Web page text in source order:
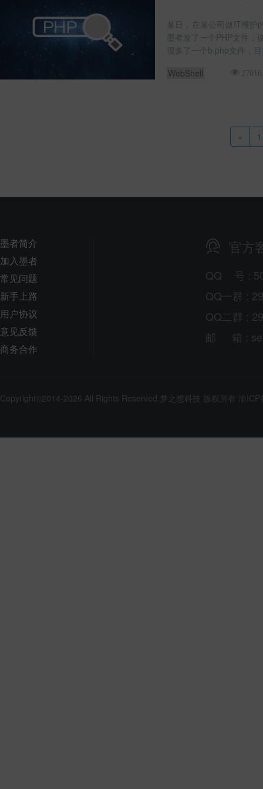
某日，在某公司做IT维护
墨者发了一个PHP文件，
现多了一个b.php文件，
WebShell
27016
« 1
墨者简介
加入墨者
常见问题
新手上路
用户协议
意见反馈
商务合作
官方
QQ 号 :
QQ一群 :
QQ二群 :
邮
箱 :
Copyright©2014-2026 All Rights Reserved.梦之想科技 版权所有 渝